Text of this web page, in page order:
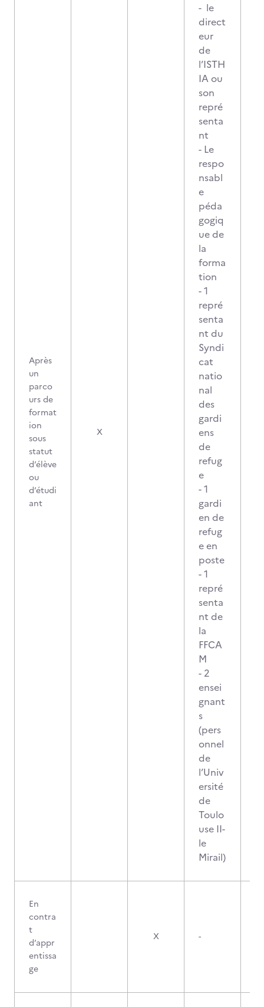
Après
un
parco
urs de
format
ion
sous
statut
d’élève
ou
d’étudi
ant
X
- le
direct
eur
de
l’ISTH
IA ou
son
repré
senta
nt
- Le
respo
nsabl
e
péda
gogiq
ue de
la
forma
tion
- 1
repré
senta
nt du
Syndi
cat
natio
nal
des
gardi
ens
de
refug
e
- 1
gardi
en de
refug
e en
poste
- 1
repré
senta
nt de
la
FFCA
M
- 2
ensei
gnant
s
(pers
onnel
de
l’Univ
ersité
de
Toulo
use II-
le
Mirail)
En
contra
t
d’appr
entissa
ge
X -